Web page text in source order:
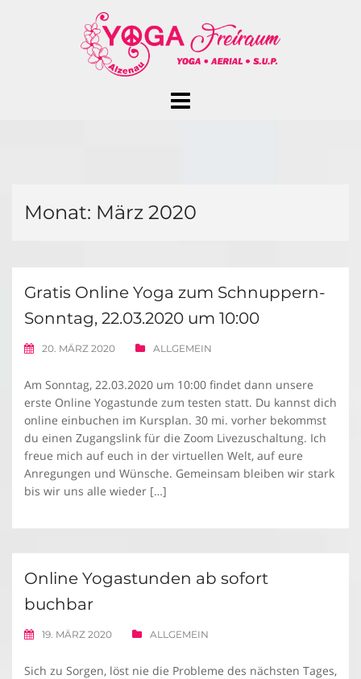
Monat: März 2020
Gratis Online Yoga zum Schnuppern-
Sonntag, 22.03.2020 um 10:00
20. MÄRZ 2020 ALLGEMEIN
Am Sonntag, 22.03.2020 um 10:00 findet dann unsere
erste Online Yogastunde zum testen statt. Du kannst dich
online einbuchen im Kursplan. 30 mi. vorher bekommst
du einen Zugangslink für die Zoom Livezuschaltung. Ich
freue mich auf euch in der virtuellen Welt, auf eure
Anregungen und Wünsche. Gemeinsam bleiben wir stark
bis wir uns alle wieder […]
Online Yogastunden ab sofort
buchbar
19. MÄRZ 2020 ALLGEMEIN
Sich zu Sorgen, löst nie die Probleme des nächsten Tages,